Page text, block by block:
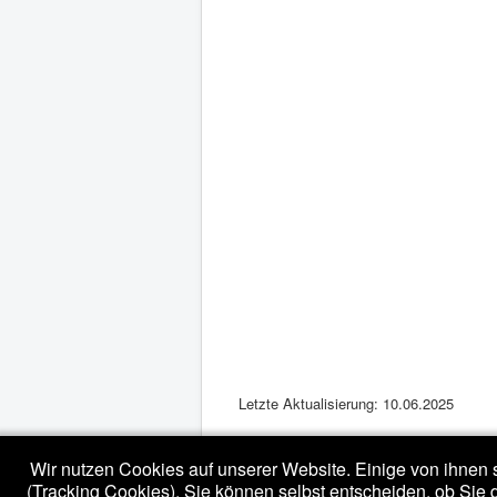
Letzte Aktualisierung: 10.06.2025
Wir nutzen Cookies auf unserer Website. Einige von
(Tracking Cookies). Sie können selbst entscheiden, ob